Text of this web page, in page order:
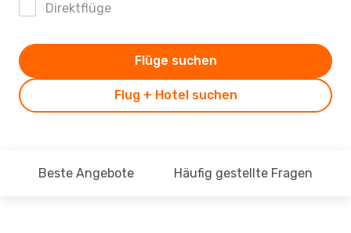
Direktflüge
Flug + Hotel suchen
Flüge suchen
Beste Angebote Häufig gestellte Fragen